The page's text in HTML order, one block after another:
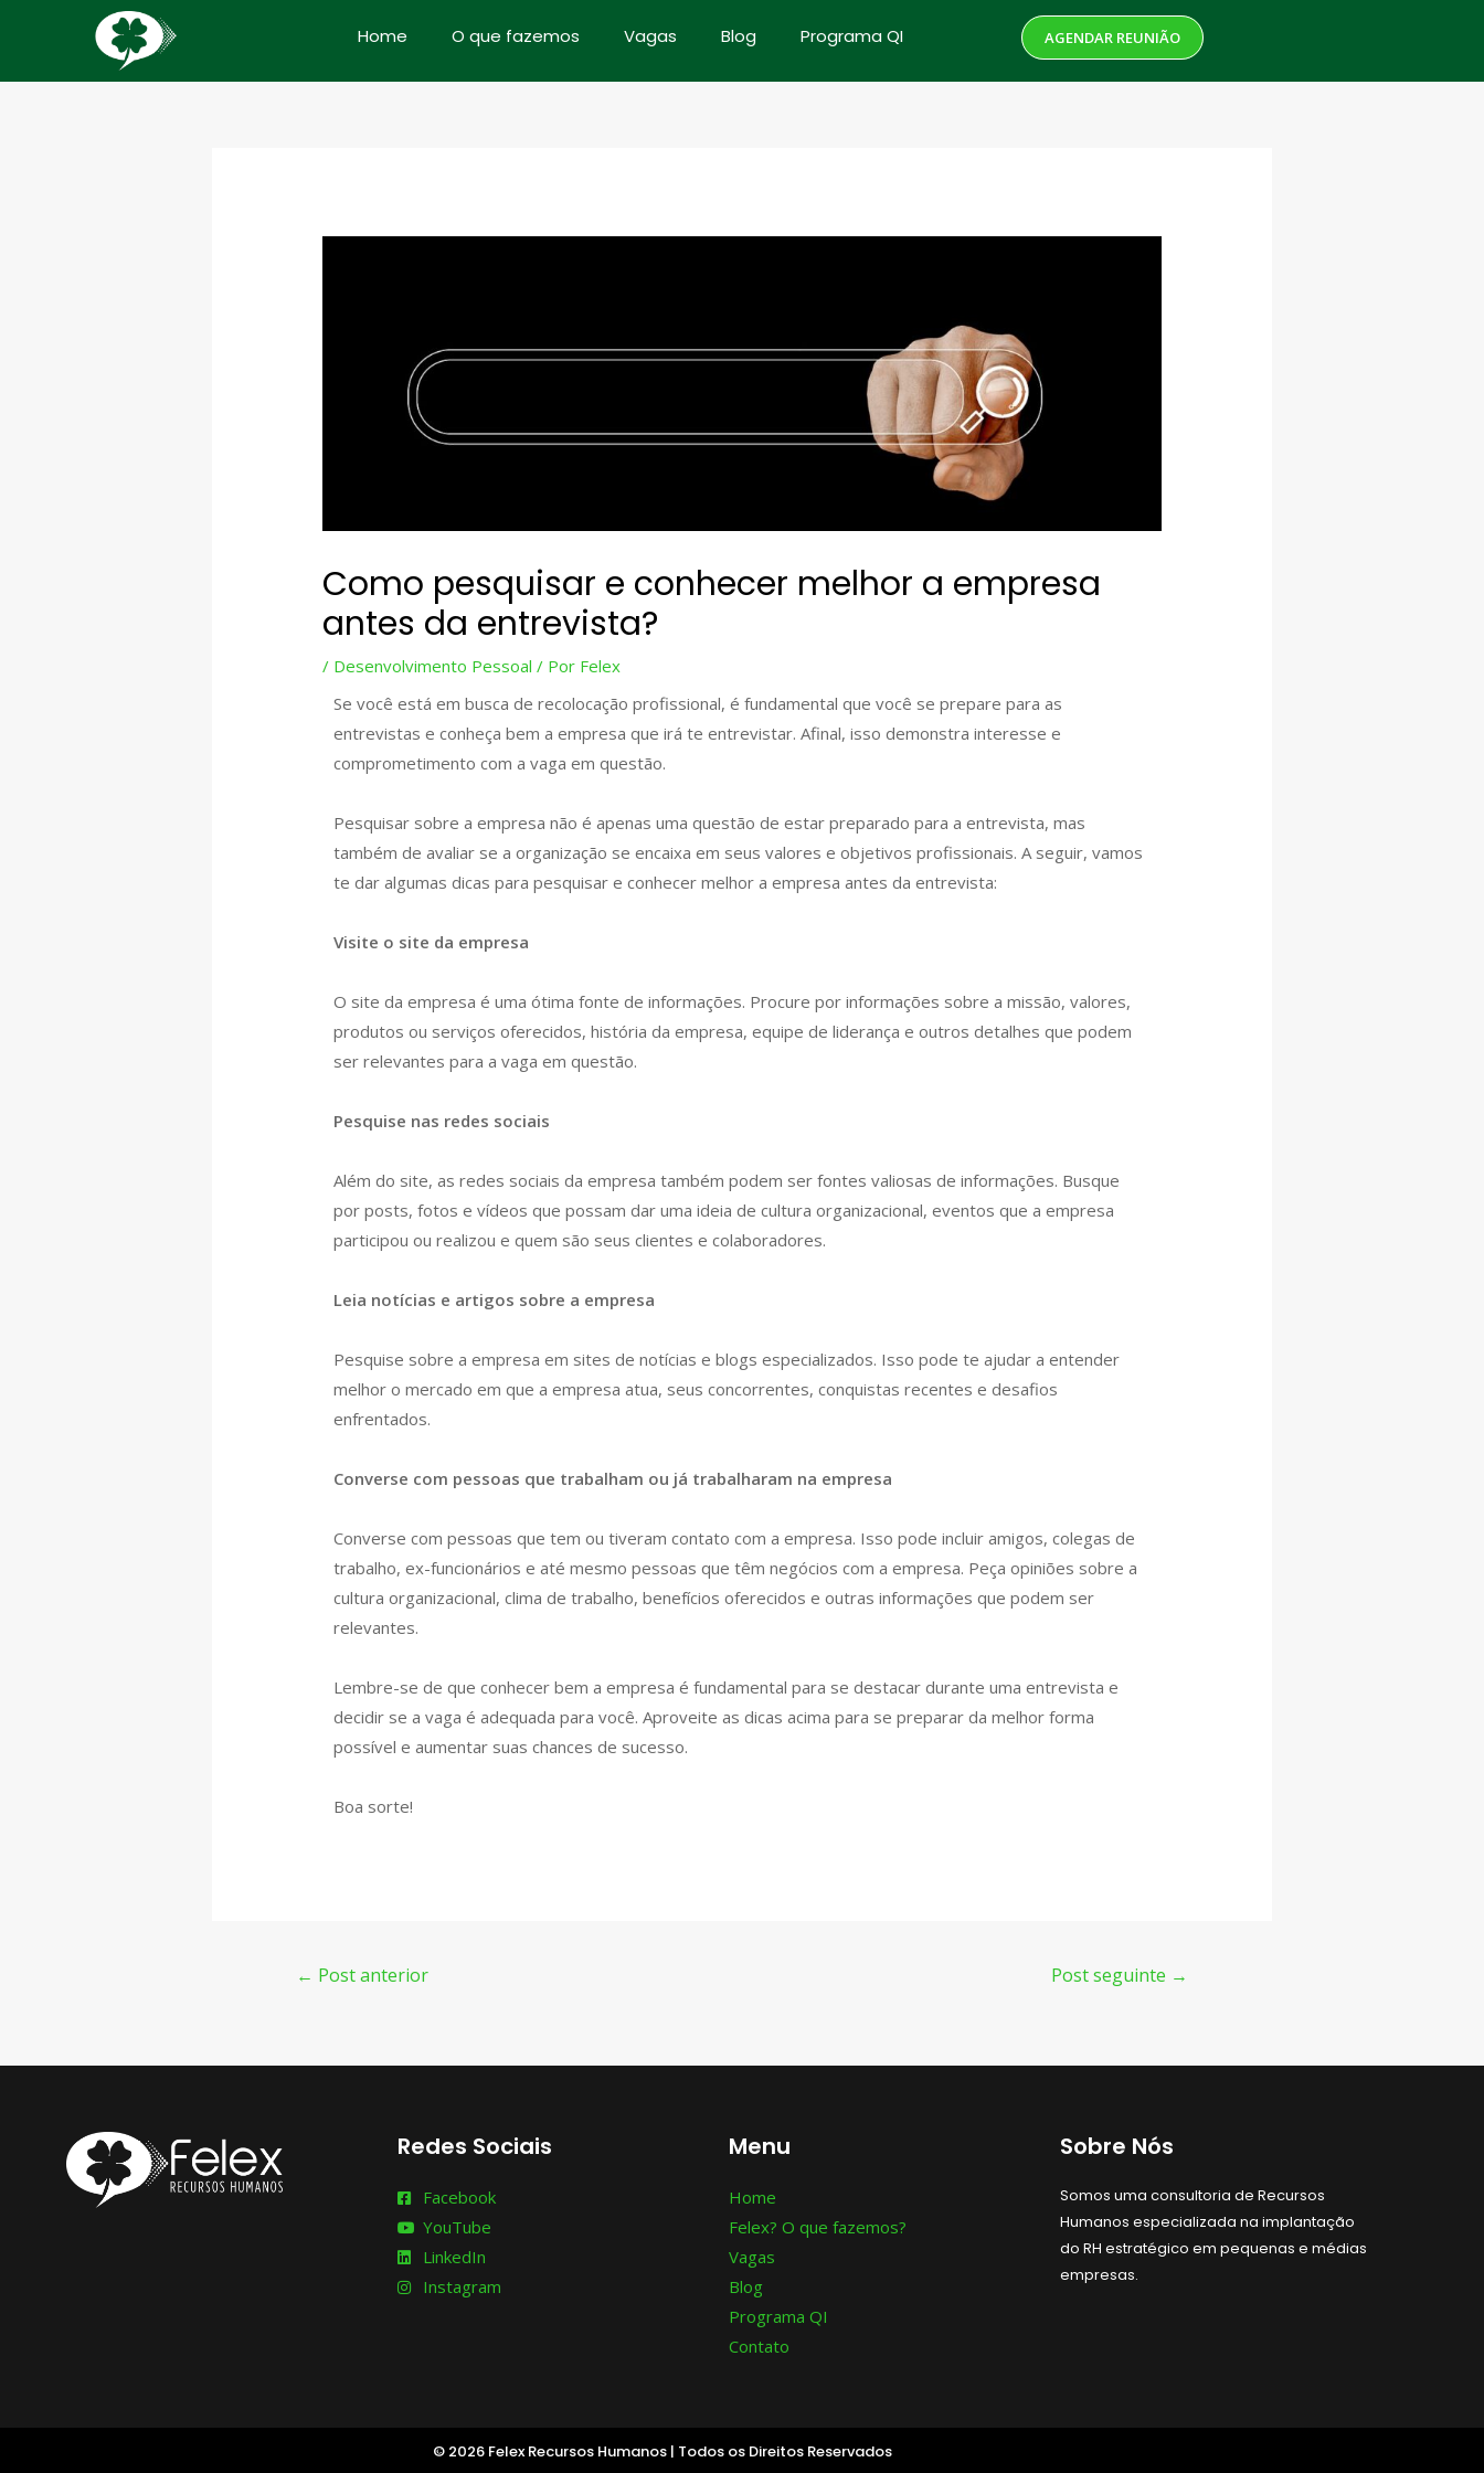
Home O que fazemos Vagas Blog Programa QI AGENDAR REUNIÃO
Como pesquisar e conhecer melhor a empresa
antes da entrevista?
/ Desenvolvimento Pessoal / Por Felex
Se você está em busca de recolocação profissional, é fundamental que você se prepare para as
entrevistas e conheça bem a empresa que irá te entrevistar. Afinal, isso demonstra interesse e
comprometimento com a vaga em questão.
Pesquisar sobre a empresa não é apenas uma questão de estar preparado para a entrevista, mas
também de avaliar se a organização se encaixa em seus valores e objetivos profissionais. A seguir, vamos
te dar algumas dicas para pesquisar e conhecer melhor a empresa antes da entrevista:
Visite o site da empresa
O site da empresa é uma ótima fonte de informações. Procure por informações sobre a missão, valores,
produtos ou serviços oferecidos, história da empresa, equipe de liderança e outros detalhes que podem
ser relevantes para a vaga em questão.
Pesquise nas redes sociais
Além do site, as redes sociais da empresa também podem ser fontes valiosas de informações. Busque
por posts, fotos e vídeos que possam dar uma ideia de cultura organizacional, eventos que a empresa
participou ou realizou e quem são seus clientes e colaboradores.
Leia notícias e artigos sobre a empresa
Pesquise sobre a empresa em sites de notícias e blogs especializados. Isso pode te ajudar a entender
melhor o mercado em que a empresa atua, seus concorrentes, conquistas recentes e desafios
enfrentados.
Converse com pessoas que trabalham ou já trabalharam na empresa
Converse com pessoas que tem ou tiveram contato com a empresa. Isso pode incluir amigos, colegas de
trabalho, ex-funcionários e até mesmo pessoas que têm negócios com a empresa. Peça opiniões sobre a
cultura organizacional, clima de trabalho, benefícios oferecidos e outras informações que podem ser
relevantes.
Lembre-se de que conhecer bem a empresa é fundamental para se destacar durante uma entrevista e
decidir se a vaga é adequada para você. Aproveite as dicas acima para se preparar da melhor forma
possível e aumentar suas chances de sucesso.
Boa sorte!
← Post anterior Post seguinte →
Redes Sociais
Facebook
YouTube
LinkedIn
Instagram
Menu
Home
Felex? O que fazemos?
Vagas
Blog
Programa QI
Contato
Sobre Nós
Somos uma consultoria de Recursos
Humanos especializada na implantação
do RH estratégico em pequenas e médias
empresas.
© 2026 Felex Recursos Humanos | Todos os Direitos Reservados